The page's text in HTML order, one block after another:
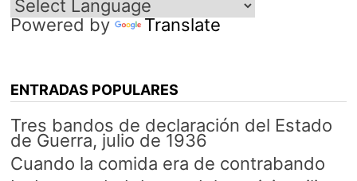
Powered by Translate
ENTRADAS POPULARES
Tres bandos de declaración del Estado
de Guerra, julio de 1936
Cuando la comida era de contrabando